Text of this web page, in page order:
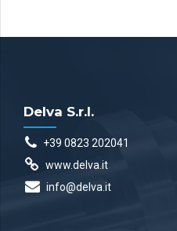
Delva S.r.l.
+39 0823 202041
www.delva.it
info@delva.it